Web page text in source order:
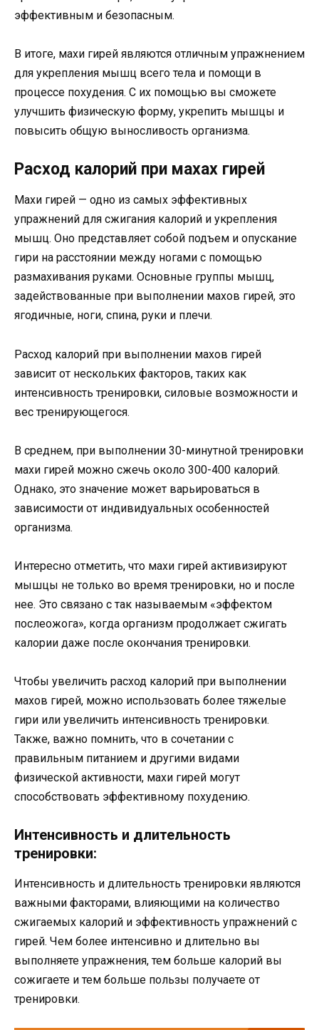
эффективным и безопасным.
В итоге, махи гирей являются отличным упражнением
для укрепления мышц всего тела и помощи в
процессе похудения. С их помощью вы сможете
улучшить физическую форму, укрепить мышцы и
повысить общую выносливость организма.
Расход калорий при махах гирей
Махи гирей — одно из самых эффективных
упражнений для сжигания калорий и укрепления
мышц. Оно представляет собой подъем и опускание
гири на расстоянии между ногами с помощью
размахивания руками. Основные группы мышц,
задействованные при выполнении махов гирей, это
ягодичные, ноги, спина, руки и плечи.
Расход калорий при выполнении махов гирей
зависит от нескольких факторов, таких как
интенсивность тренировки, силовые возможности и
вес тренирующегося.
В среднем, при выполнении 30-минутной тренировки
махи гирей можно сжечь около 300-400 калорий.
Однако, это значение может варьироваться в
зависимости от индивидуальных особенностей
организма.
Интересно отметить, что махи гирей активизируют
мышцы не только во время тренировки, но и после
нее. Это связано с так называемым «эффектом
послеожога», когда организм продолжает сжигать
калории даже после окончания тренировки.
Чтобы увеличить расход калорий при выполнении
махов гирей, можно использовать более тяжелые
гири или увеличить интенсивность тренировки.
Также, важно помнить, что в сочетании с
правильным питанием и другими видами
физической активности, махи гирей могут
способствовать эффективному похудению.
Интенсивность и длительность
тренировки:
Интенсивность и длительность тренировки являются
важными факторами, влияющими на количество
сжигаемых калорий и эффективность упражнений с
гирей. Чем более интенсивно и длительно вы
выполняете упражнения, тем больше калорий вы
сожигаете и тем больше пользы получаете от
тренировки.